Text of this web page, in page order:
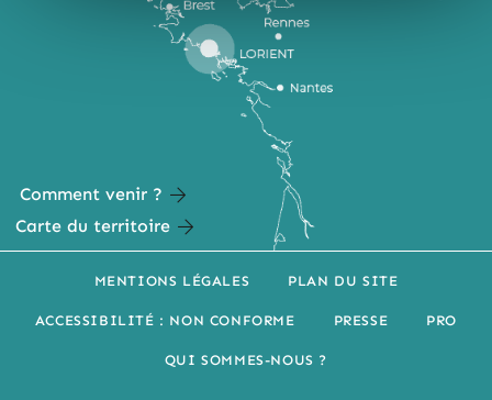
Comment venir ?
Carte du territoire
MENTIONS LÉGALES PLAN DU SITE
ACCESSIBILITÉ : NON CONFORME PRESSE PRO
QUI SOMMES-NOUS ?